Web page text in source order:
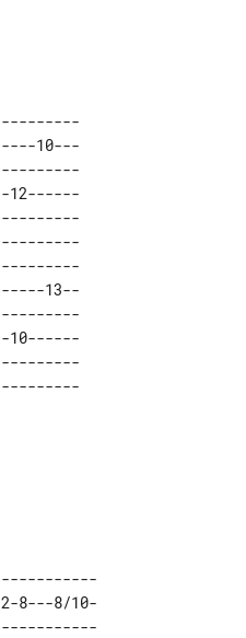
10---
12------
13--
10------
8---8/10-